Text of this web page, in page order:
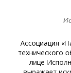
Ассоциация
технического
лице